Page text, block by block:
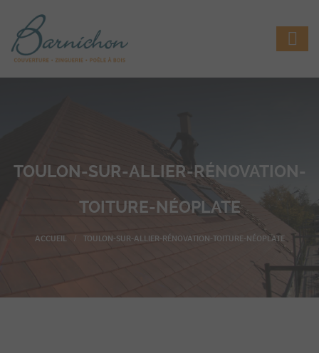
TOULON-SUR-ALLIER-RÉNOVATION-
TOITURE-NÉOPLATE
TOULON-SUR-ALLIER-RÉNOVATION-TOITURE-NÉOPLATE